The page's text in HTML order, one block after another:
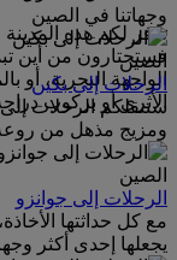
توفر لكم هذه المدينة
فستحتارون من أين
الواجهة البحرية،
الأثري أو بركوب
وجهاتنا في الصين
الصين
الرحلات إلى بكين
ستنقلكم الرحلات
ومزيج مذهل من
الصين
الرحلات إلى جوانزو
مع كل حداثتها
يجعلها إحدى أكثر